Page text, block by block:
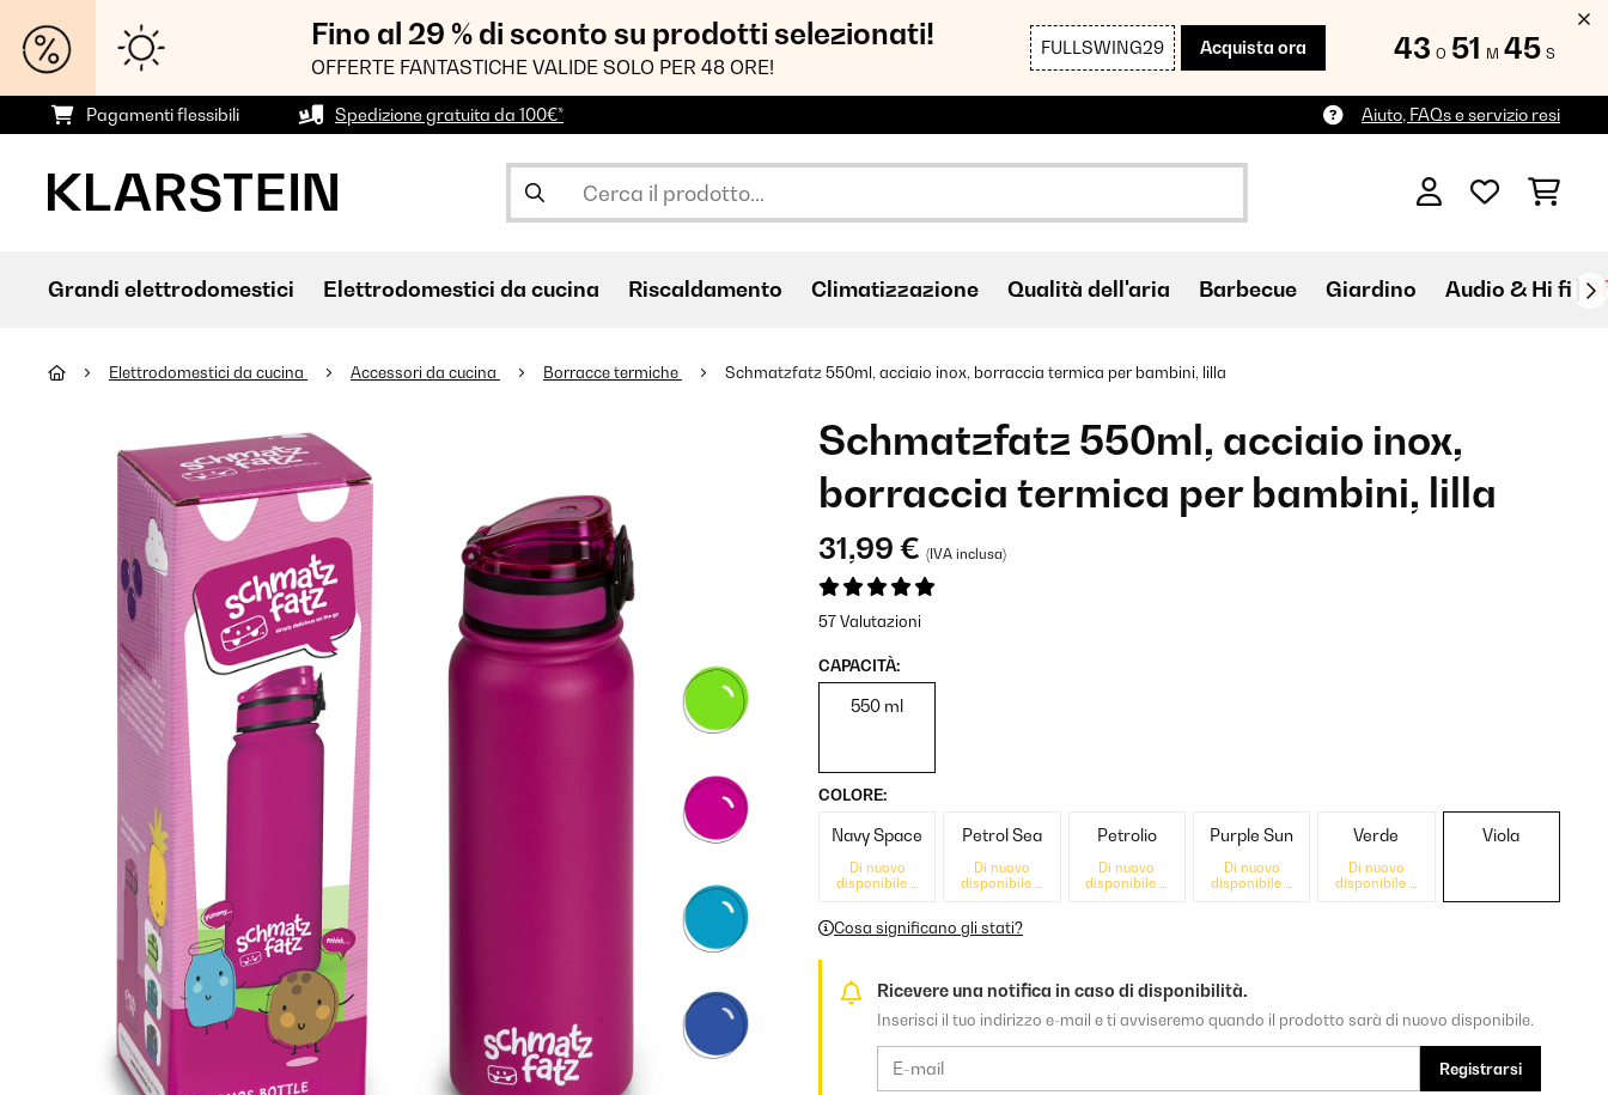
Fino al 29 % di sconto su prodotti selezionati!
OFFERTE FANTASTICHE VALIDE SOLO PER 48 ORE!
FULLSWING29 Acquista ora 43 O 51 M 44 S
Pagamenti flessibili Spedizione gratuita da 100€* Aiuto, FAQs e servizio resi
Grandi elettrodomestici Elettrodomestici da cucina Riscaldamento Climatizzazione Qualità dell'aria Barbecue Giardino Audio & Hi fi
Elettrodomestici da cucina Accessori da cucina Borracce termiche Schmatzfatz 550ml, acciaio inox, borraccia termica per bambini, lilla
Schmatzfatz 550ml, acciaio inox,
borraccia termica per bambini, lilla
31,99 € (IVA inclusa)
57 Valutazioni
CAPACITÀ:
550 ml
COLORE:
Navy Space
Di nuovo
disponibile a
Petrol Sea
Di nuovo
disponibile a
Petrolio
Di nuovo
disponibile a
Purple Sun
Di nuovo
disponibile a
Verde
Di nuovo
disponibile a
Viola
Cosa significano gli stati?
Ricevere una notifica in caso di disponibilità.
Inserisci il tuo indirizzo e-mail e ti avviseremo quando il prodotto sarà di nuovo disponibile.
Registrarsi